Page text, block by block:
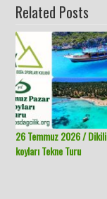
Related Posts
26 Temmuz 2026 / Dikili
koyları Tekne Turu